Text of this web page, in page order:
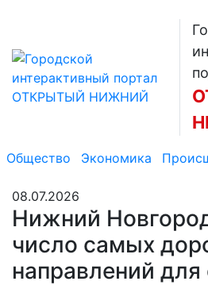
Общество Экономика
08.07.2026
Нижний
число самых
направлений для